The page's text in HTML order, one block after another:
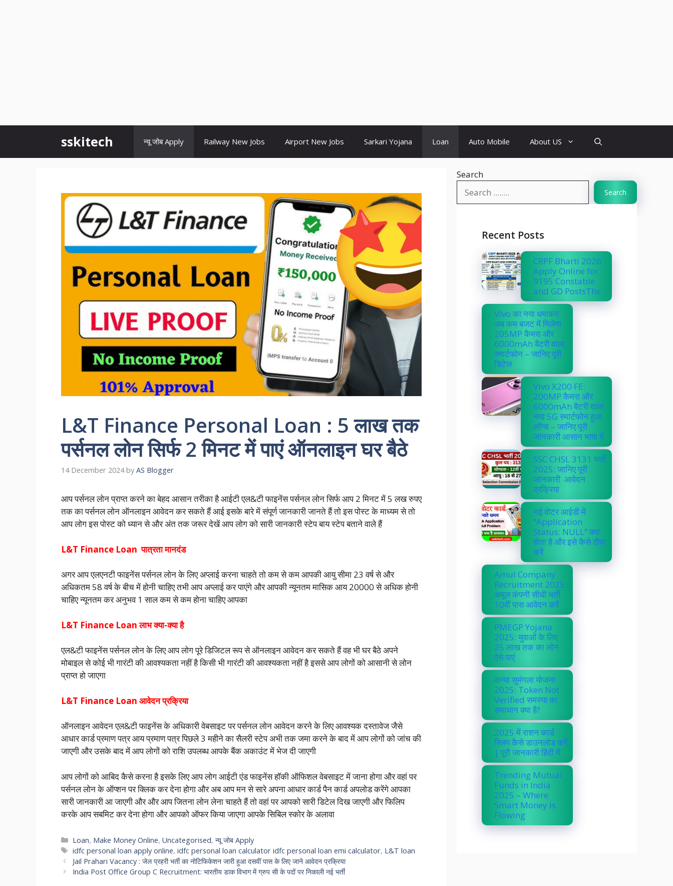
content
sskitech न्यू जोब Apply Railway New Jobs Airport New Jobs Sarkari Yojana Loan Auto Mobile About US
L&T Finance Personal Loan : 5 लाख तक
पर्सनल लोन सिर्फ 2 मिनट में पाएं ऑनलाइन घर बैठे
14 December 2024 by AS Blogger
आप पर्सनल लोन प्राप्त करने का बेहद आसान तरीका है आईटी एल&टी फाइनेंस पर्सनल लोन सिर्फ आप 2 मिनट में 5 लख रुपए
तक का पर्सनल लोन ऑनलाइन आवेदन कर सकते हैं आई इसके बारे में संपूर्ण जानकारी जानते हैं तो इस पोस्ट के माध्यम से तो
आप लोग इस पोस्ट को ध्यान से और अंत तक जरूर देखें आप लोग को सारी जानकारी स्टेप बाय स्टेप बताने वाले हैं
L&T Finance Loan पात्रता मानदंड
अगर आप एलएनटी फाइनेंस पर्सनल लोन के लिए अप्लाई करना चाहते तो कम से कम आपकी आयु सीमा 23 वर्ष से और
अधिकतम 58 वर्ष के बीच में होनी चाहिए तभी आप अप्लाई कर पाएंगे और आपकी न्यूनतम मासिक आय 20000 से अधिक होनी
चाहिए न्यूनतम कर अनुभव 1 साल कम से कम होना चाहिए आपका
L&T Finance Loan लाभ क्या-क्या है
एल&टी फाइनेंस पर्सनल लोन के लिए आप लोग पूरे डिजिटल रूप से ऑनलाइन आवेदन कर सकते हैं वह भी घर बैठे अपने
मोबाइल से कोई भी गारंटी की आवश्यकता नहीं है किसी भी गारंटी की आवश्यकता नहीं है इससे आप लोगों को आसानी से लोन
प्राप्त हो जाएगा
L&T Finance Loan आवेदन प्रक्रिया
ऑनलाइन आवेदन एल&टी फाइनेंस के अधिकारी वेबसाइट पर पर्सनल लोन आवेदन करने के लिए आवश्यक दस्तावेज जैसे
आधार कार्ड प्रमाण पत्र आय प्रमाण पत्र पिछले 3 महीने का सैलरी स्टेप अभी तक जमा करने के बाद में आप लोगों को जांच की
जाएगी और उसके बाद में आप लोगों को राशि उपलब्ध आपके बैंक अकाउंट में भेज दी जाएगी
आप लोगों को आबिद कैसे करना है इसके लिए आप लोग आईटी एंड फाइनेंस हॉकी ऑफिशल वेबसाइट में जाना होगा और वहां पर
पर्सनल लोन के ऑप्शन पर क्लिक कर देना होगा और अब आप मन से सारे अपना आधार कार्ड पैन कार्ड अपलोड करेंगे आपका
सारी जानकारी आ जाएगी और और आप जितना लोन लेना चाहते हैं तो वहां पर आपको सारी डिटेल दिख जाएगी और फिलिप
करके आप सबमिट कर देना होगा और आपको ऑफर किया जाएगा आपके सिबिल स्कोर के अलावा
Categories
Loan, Make Money Online,Uncategorised,न्यू जोब Apply
Tags
idfc personal loan apply online,idfc personal loan calculator idfc personal loan emi calculator, L&T loan
Jail Prahari Vacancy : जेल प्रहरी भर्ती का नोटिफिकेशन जारी हुआ दसवीं पास के लिए जाने आवेदन प्रक्रिया
India Post Office Group C Recruitment: भारतीय डाक विभाग में ग्रुप सी के पदों पर निकाली नई भर्ती
Search
Search
Recent Posts
CRPF Bharti 2026
Apply Online for
9195 Constable
and GD PostsThe
Vivo का नया धमाका!
अब कम बजट में मिलेगा
205MP कैमरा और
6000mAh बैटरी वाला
स्मार्टफोन – जानिए पूरी
डिटेल
Vivo X200 FE:
200MP कैमरा और
6000mAh बैटरी वाला
नया 5G स्मार्टफोन हुआ
लॉन्च – जानिए पूरी
जानकारी आसान भाषा में
SSC CHSL 3131 भर्ती
2025: जानिए पूरी
जानकारी आवेदन
प्रक्रिया
नई वोटर आईडी में
“Application
Status: NULL” क्या
होता है और इसे कैसे ठीक
करें
Amul Company
Recruitment 2025:
अमूल कंपनी सीधी भर्ती
10वीं पास आवेदन करें
PMEGP Yojana
2025: युवाओं के लिए
25 लाख तक का लोन
ऐसे पाएं
कन्या सुमंगला योजना
2025: Token Not
Verified समस्या का
समाधान क्या है?
2025 में राशन कार्ड
स्लिप कैसे डाउनलोड करें
| पूरी जानकारी हिंदी में
Trending Mutual
Funds in India
2025 – Where
Smart Money is
Flowing